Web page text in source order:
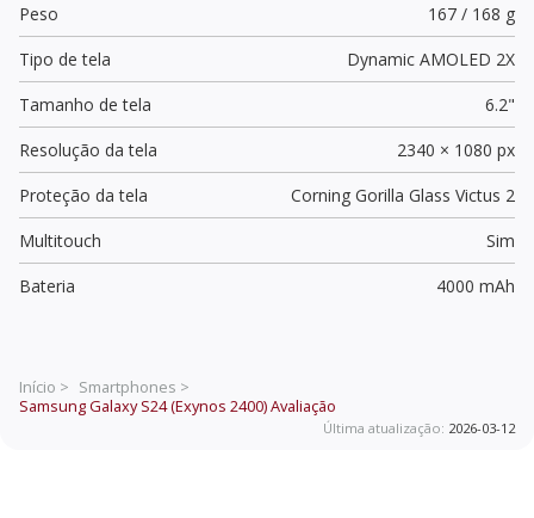
Peso
167 / 168 g
Tipo de tela
Dynamic AMOLED 2X
Tamanho de tela
6.2"
Resolução da tela
2340 × 1080 px
Proteção da tela
Corning Gorilla Glass Victus 2
Multitouch
Sim
Bateria
4000 mAh
Início > Smartphones >
Samsung Galaxy S24 (Exynos 2400)Avaliação
Última atualização: 2026-03-12